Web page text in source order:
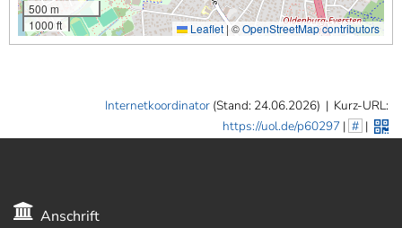
500 m
1000 ft
Leaflet | ©OpenStreetMap contributors
Internetkoordinator (Stand: 24.06.2026) | Kurz-URL:
https://uol.de/p60297 | # |
Anschrift